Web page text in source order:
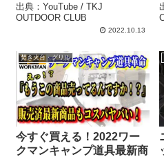
出典：YouTube / TKJ
OUTDOOR CLUB
2022.10.13
焚き火台・グリル
今すぐ買える！2022ワー
クマンキャンプ道具最新商